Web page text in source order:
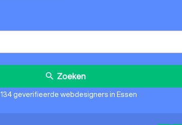
search Zoeken
134 geverifieerde webdesigners in Essen